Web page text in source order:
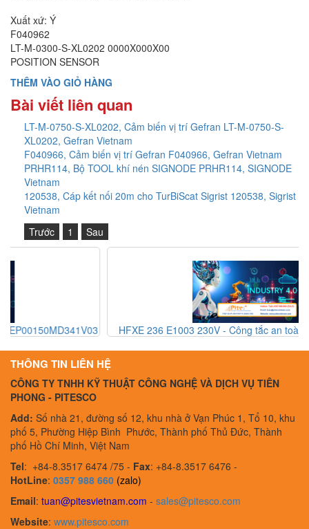
Xuất xứ: Ý
F040962
LT-M-0300-S-XL0202 0000X000X00
POSITION SENSOR
THÊM VÀO GIỎ HÀNG
Bài viết liên quan
LT-M-0750-S-XL0202, Cảm biến vị trí Gefran LT-M-0750-S-
XL0202, Gefran Vietnam
F040966, Cảm biến vị trí Gefran F040966, Gefran Vietnam
PRHR114, Bộ TOOL khí nén SIGNODE PRHR114, SIGNODE
Vietnam
120538, Cáp kết nối 20m cho TurBiScat Sigrist 120538, Sigrist
Vietnam
Trước
1 Sau
HFXE 236 E1003 230V - Công tắc an toàn Barel HFXE 236
THÔNG TIN LIÊN HỆ
CÔNG TY TNHH KỸ THUẬT CÔNG NGHỆ VÀ DỊCH VỤ TIÊN
PHONG - PITESCO
Add: Số nhà 21, đường số 12, khu nhà ở Vạn Phúc 1, Tổ 10, khu
phố 5, Phường Hiệp Bình Phước, Thành phố Thủ Đức, Thành
phố Hồ Chí Minh, Việt Nam
Tel: +84-8.3517 6474 /75 - Fax: +84-8.3517 6476 -
HotLine: 0357 988 660 (zalo)
Email: tuan@pitesvietnam.com - sales@pitesco.com
Website: www.pitesco.com